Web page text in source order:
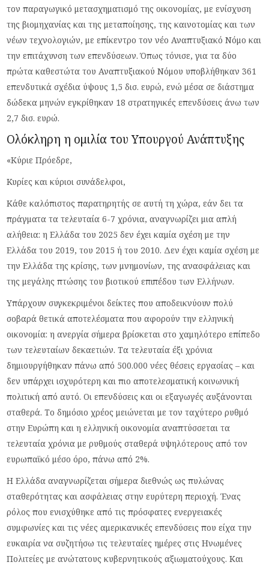
τον παραγωγικό μετασχηματισμό της οικονομίας, με ενίσχυση
της βιομηχανίας και της μεταποίησης, της καινοτομίας και των
νέων τεχνολογιών, με επίκεντρο τον νέο Αναπτυξιακό Νόμο και
την επιτάχυνση των επενδύσεων. Όπως τόνισε, για τα δύο
πρώτα καθεστώτα του Αναπτυξιακού Νόμου υποβλήθηκαν 361
επενδυτικά σχέδια ύψους 1,5 δισ. ευρώ, ενώ μέσα σε διάστημα
δώδεκα μηνών εγκρίθηκαν 18 στρατηγικές επενδύσεις άνω των
2,7 δισ. ευρώ.
Ολόκληρη η ομιλία του Υπουργού Ανάπτυξης
«Κύριε Πρόεδρε,
Κυρίες και κύριοι συνάδελφοι,
Κάθε καλόπιστος παρατηρητής σε αυτή τη χώρα, εάν δει τα
πράγματα τα τελευταία 6-7 χρόνια, αναγνωρίζει μια απλή
αλήθεια: η Ελλάδα του 2025 δεν έχει καμία σχέση με την
Ελλάδα του 2019, του 2015 ή του 2010. Δεν έχει καμία σχέση με
την Ελλάδα της κρίσης, των μνημονίων, της ανασφάλειας και
της μεγάλης πτώσης του βιοτικού επιπέδου των Ελλήνων.
Υπάρχουν συγκεκριμένοι δείκτες που αποδεικνύουν πολύ
σοβαρά θετικά αποτελέσματα που αφορούν την ελληνική
οικονομία: η ανεργία σήμερα βρίσκεται στο χαμηλότερο επίπεδο
των τελευταίων δεκαετιών. Τα τελευταία έξι χρόνια
δημιουργήθηκαν πάνω από 500.000 νέες θέσεις εργασίας – και
δεν υπάρχει ισχυρότερη και πιο αποτελεσματική κοινωνική
πολιτική από αυτό. Οι επενδύσεις και οι εξαγωγές αυξάνονται
σταθερά. Το δημόσιο χρέος μειώνεται με τον ταχύτερο ρυθμό
στην Ευρώπη και η ελληνική οικονομία αναπτύσσεται τα
τελευταία χρόνια με ρυθμούς σταθερά υψηλότερους από τον
ευρωπαϊκό μέσο όρο, πάνω από 2%.
Η Ελλάδα αναγνωρίζεται σήμερα διεθνώς ως πυλώνας
σταθερότητας και ασφάλειας στην ευρύτερη περιοχή. Ένας
ρόλος που ενισχύθηκε από τις πρόσφατες ενεργειακές
συμφωνίες και τις νέες αμερικανικές επενδύσεις που είχα την
ευκαιρία να συζητήσω τις τελευταίες ημέρες στις Ηνωμένες
Πολιτείες με ανώτατους κυβερνητικούς αξιωματούχους. Και